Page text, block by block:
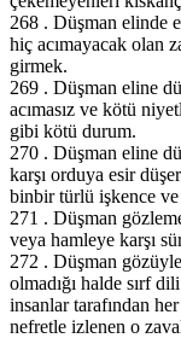
268 . Düşman elinde
hiç acımayacak olan
girmek.
269 . Düşman eline
acımasız ve kötü
gibi kötü durum.
270 . Düşman eline
karşı orduya esir
binbir türlü işkence ve
271 . Düşman
veya hamleye karşı
272 . Düşman
olmadığı halde sırf
insanlar tarafından
nefretle izlenen o